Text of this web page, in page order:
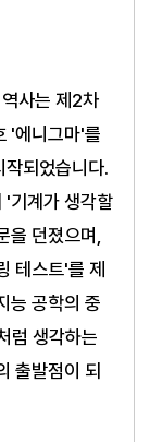
사는 제2차
'에니그마'를
되었습니다.
기계가 생각할
을 던졌으며,
테스트'를 제
능 공학의 중
럼 생각하는
출발점이 되